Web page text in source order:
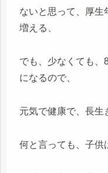
ないと思って、厚生
増える、
でも、少なくても、
になるので、
元気で健康で、長生
何と言っても、子供